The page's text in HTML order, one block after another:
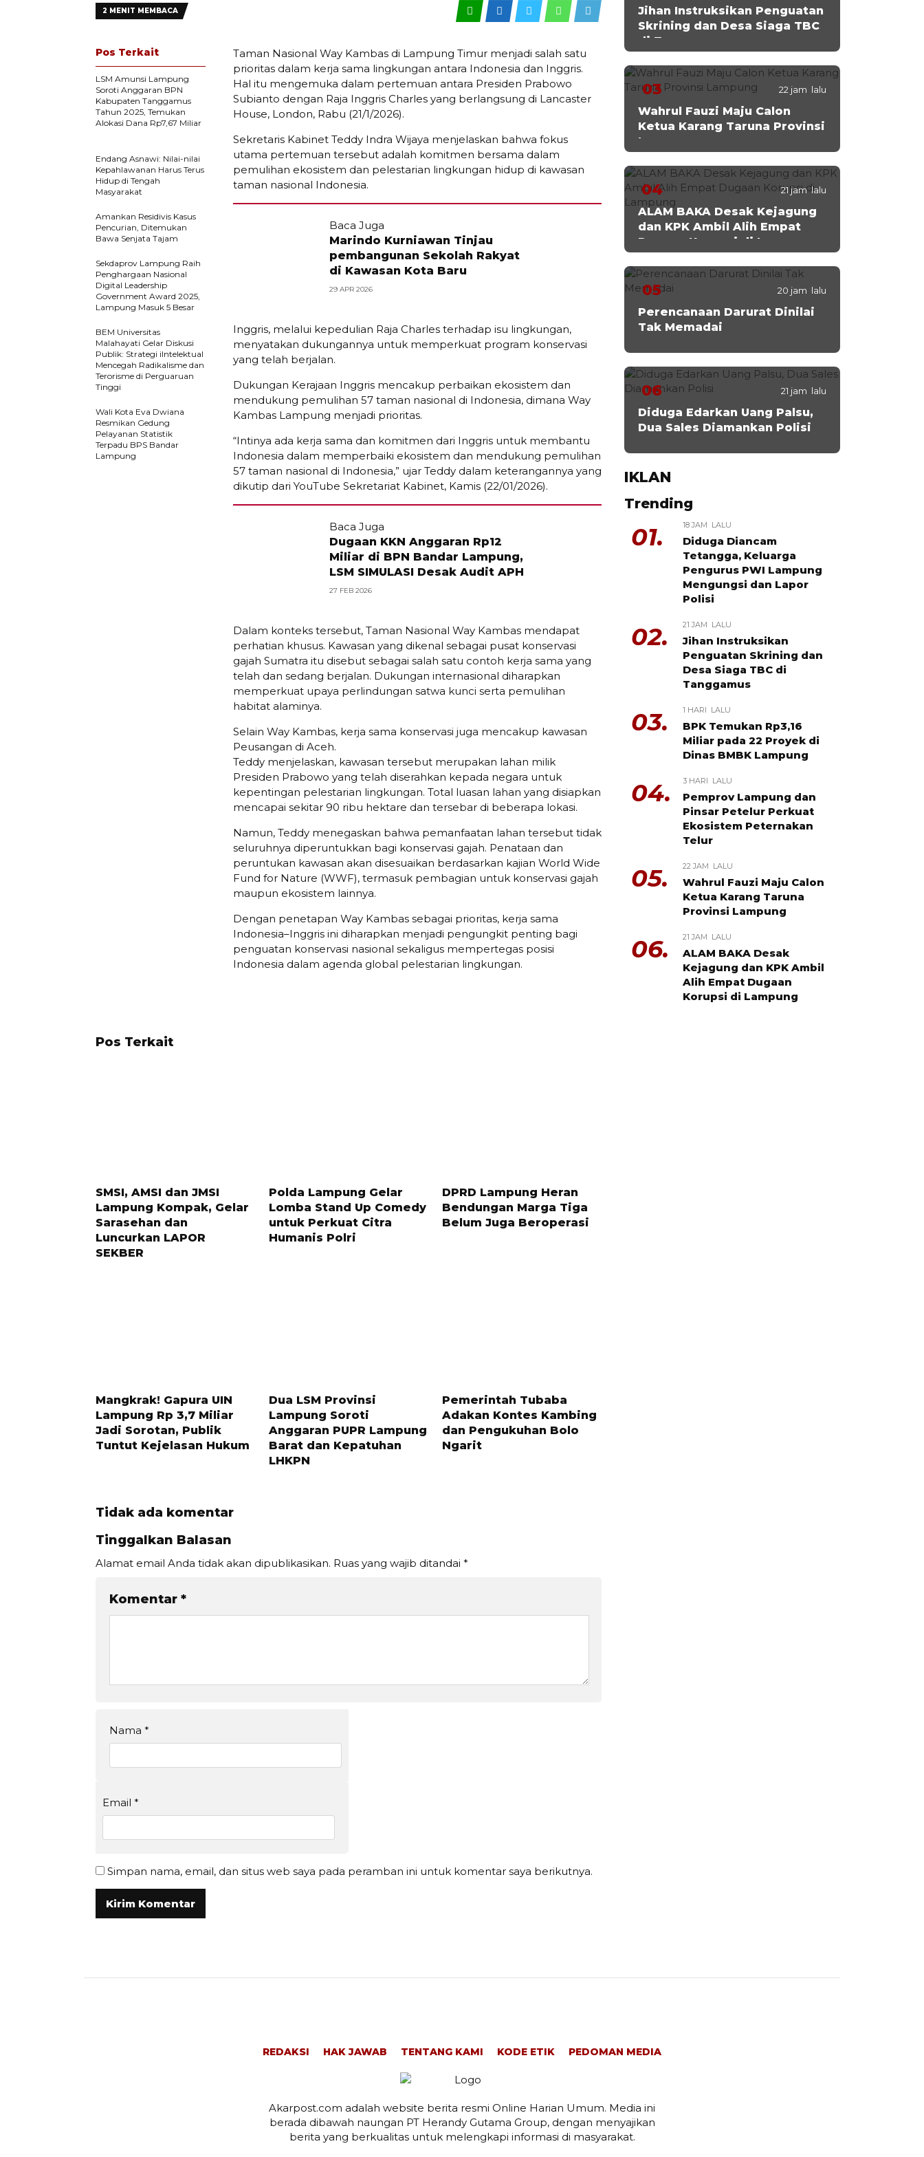
2 MENIT MEMBACA
Taman Nasional Way Kambas di Lampung Timur menjadi salah satu
prioritas dalam kerja sama lingkungan antara Indonesia dan Inggris.
Hal itu mengemuka dalam pertemuan antara Presiden Prabowo
Subianto dengan Raja Inggris Charles yang berlangsung di Lancaster
House, London, Rabu (21/1/2026).
Sekretaris Kabinet Teddy Indra Wijaya menjelaskan bahwa fokus
utama pertemuan tersebut adalah komitmen bersama dalam
pemulihan ekosistem dan pelestarian lingkungan hidup di kawasan
taman nasional Indonesia.
Baca Juga
Marindo Kurniawan Tinjau
pembangunan Sekolah Rakyat
di Kawasan Kota Baru
29 APR 2026
Inggris, melalui kepedulian Raja Charles terhadap isu lingkungan,
menyatakan dukungannya untuk memperkuat program konservasi
yang telah berjalan.
Dukungan Kerajaan Inggris mencakup perbaikan ekosistem dan
mendukung pemulihan 57 taman nasional di Indonesia, dimana Way
Kambas Lampung menjadi prioritas.
“Intinya ada kerja sama dan komitmen dari Inggris untuk membantu
Indonesia dalam memperbaiki ekosistem dan mendukung pemulihan
57 taman nasional di Indonesia,” ujar Teddy dalam keterangannya yang
dikutip dari YouTube Sekretariat Kabinet, Kamis (22/01/2026).
Baca Juga
Dugaan KKN Anggaran Rp12
Miliar di BPN Bandar Lampung,
LSM SIMULASI Desak Audit APH
27 FEB 2026
Dalam konteks tersebut, Taman Nasional Way Kambas mendapat
perhatian khusus. Kawasan yang dikenal sebagai pusat konservasi
gajah Sumatra itu disebut sebagai salah satu contoh kerja sama yang
telah dan sedang berjalan. Dukungan internasional diharapkan
memperkuat upaya perlindungan satwa kunci serta pemulihan
habitat alaminya.
Selain Way Kambas, kerja sama konservasi juga mencakup kawasan
Peusangan di Aceh.
Teddy menjelaskan, kawasan tersebut merupakan lahan milik
Presiden Prabowo yang telah diserahkan kepada negara untuk
kepentingan pelestarian lingkungan. Total luasan lahan yang disiapkan
mencapai sekitar 90 ribu hektare dan tersebar di beberapa lokasi.
Namun, Teddy menegaskan bahwa pemanfaatan lahan tersebut tidak
seluruhnya diperuntukkan bagi konservasi gajah. Penataan dan
peruntukan kawasan akan disesuaikan berdasarkan kajian World Wide
Fund for Nature (WWF), termasuk pembagian untuk konservasi gajah
maupun ekosistem lainnya.
Dengan penetapan Way Kambas sebagai prioritas, kerja sama
Indonesia–Inggris ini diharapkan menjadi pengungkit penting bagi
penguatan konservasi nasional sekaligus mempertegas posisi
Indonesia dalam agenda global pelestarian lingkungan.
Pos Terkait
LSM Amunsi Lampung
Soroti Anggaran BPN
Kabupaten Tanggamus
Tahun 2025, Temukan
Alokasi Dana Rp7,67 Miliar
Endang Asnawi: Nilai-nilai
Kepahlawanan Harus Terus
Hidup di Tengah
Masyarakat
Amankan Residivis Kasus
Pencurian, Ditemukan
Bawa Senjata Tajam
Sekdaprov Lampung Raih
Penghargaan Nasional
Digital Leadership
Government Award 2025,
Lampung Masuk 5 Besar
BEM Universitas
Malahayati Gelar Diskusi
Publik: Strategi iIntelektual
Mencegah Radikalisme dan
Terorisme di Perguaruan
Tinggi
Wali Kota Eva Dwiana
Resmikan Gedung
Pelayanan Statistik
Terpadu BPS Bandar
Lampung
Pos Terkait
SMSI, AMSI dan JMSI
Lampung Kompak, Gelar
Sarasehan dan
Luncurkan LAPOR
SEKBER
Polda Lampung Gelar
Lomba Stand Up Comedy
untuk Perkuat Citra
Humanis Polri
DPRD Lampung Heran
Bendungan Marga Tiga
Belum Juga Beroperasi
Mangkrak! Gapura UIN
Lampung Rp 3,7 Miliar
Jadi Sorotan, Publik
Tuntut Kejelasan Hukum
Dua LSM Provinsi
Lampung Soroti
Anggaran PUPR Lampung
Barat dan Kepatuhan
LHKPN
Pemerintah Tubaba
Adakan Kontes Kambing
dan Pengukuhan Bolo
Ngarit
Tidak ada komentar
Tinggalkan Balasan
Alamat email Anda tidak akan dipublikasikan. Ruas yang wajib ditandai *
Komentar *
Nama *
Email *
Simpan nama, email, dan situs web saya pada peramban ini untuk komentar saya berikutnya.
Jihan Instruksikan Penguatan
Skrining dan Desa Siaga TBC
di Tanggamus
03 22 jam lalu
Wahrul Fauzi Maju Calon
Ketua Karang Taruna Provinsi
Lampung
04 21 jam lalu
ALAM BAKA Desak Kejagung
dan KPK Ambil Alih Empat
Dugaan Korupsi di Lampung
05 20 jam lalu
Perencanaan Darurat Dinilai
Tak Memadai
06 21 jam lalu
Diduga Edarkan Uang Palsu,
Dua Sales Diamankan Polisi
IKLAN
Trending
01. 18 JAM LALU
Diduga Diancam
Tetangga, Keluarga
Pengurus PWI Lampung
Mengungsi dan Lapor
Polisi
02. 21 JAM LALU
Jihan Instruksikan
Penguatan Skrining dan
Desa Siaga TBC di
Tanggamus
03. 1 HARI LALU
BPK Temukan Rp3,16
Miliar pada 22 Proyek di
Dinas BMBK Lampung
04. 3 HARI LALU
Pemprov Lampung dan
Pinsar Petelur Perkuat
Ekosistem Peternakan
Telur
05. 22 JAM LALU
Wahrul Fauzi Maju Calon
Ketua Karang Taruna
Provinsi Lampung
06. 21 JAM LALU
ALAM BAKA Desak
Kejagung dan KPK Ambil
Alih Empat Dugaan
Korupsi di Lampung
REDAKSI HAK JAWAB TENTANG KAMI KODE ETIK PEDOMAN MEDIA
Akarpost.com adalah website berita resmi Online Harian Umum. Media ini
berada dibawah naungan PT Herandy Gutama Group, dengan menyajikan
berita yang berkualitas untuk melengkapi informasi di masyarakat.